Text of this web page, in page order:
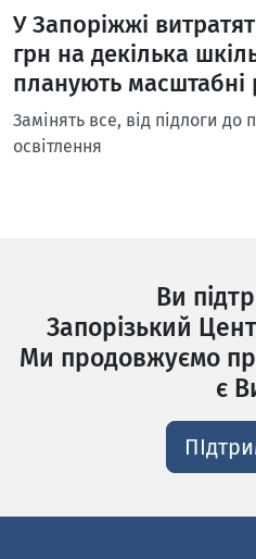
У Запоріжжі
грн на декілька
планують масштабні
Замінять все, від підлоги до
освітлення
Ви
Запорізький
Ми продовжуємо
є